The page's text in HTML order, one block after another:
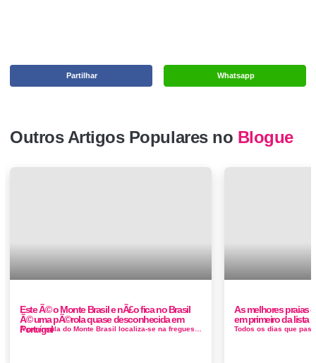
Whatsapp
Partilhar
Outros Artigos Populares no Blogue
Este Ã© o Monte Brasil e nÃ£o fica no Brasil
Ã© uma pÃ©rola quase desconhecida em
Portugal
A península do Monte Brasil localiza-se na freguesia da Sé, na cidade e concelho de Angra do Heroísmo, na cos...
As melhores praias
em primeiro da lista